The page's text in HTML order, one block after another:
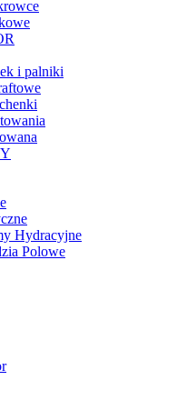
i palniki
Hydracyjne
Polowe